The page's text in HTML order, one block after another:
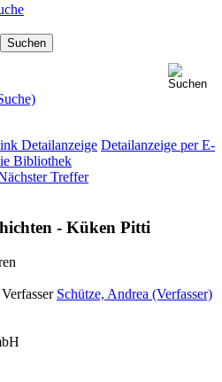
Detailanzeige Detailanzeige per E-
Bibliothek
Treffer
- Küken Pitti
Schütze, Andrea (Verfasser)